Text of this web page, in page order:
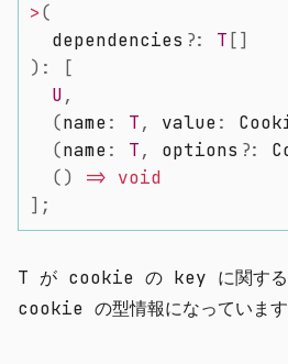
>(
  dependencies
?: T []
) :
[
U,
(name: T, value:
(name: T, options ?:
() => void
] ;
T が cookie の key に関する
cookie の型情報になっています